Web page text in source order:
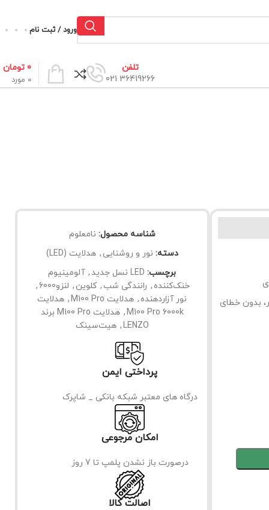
ورود / ثبت نام
تلفن
36419266 021
0 مورد
0 تومان
شناسه محصول: نامعلوم
دسته: نور و روشنایی , هدلایت (LED)
برچسب: LED نسل جدید , آلومینیوم
خنک‌کننده , رانندگی شب , کلوین , لنزو6000
,
نور آزاردهنده , هدلایت M100 Pro , هدلایت
M100 Pro 6000k
,
هدلایت M100 Pro برند
LENZO
, هیت‌سینک
پرداختی ایمن
درگاه های معتبر شبکه بانکی _ شاپرک
امکان مرجوعی
درصورت باز نشدن پلمپ تا 7 روز
اصالت کالا